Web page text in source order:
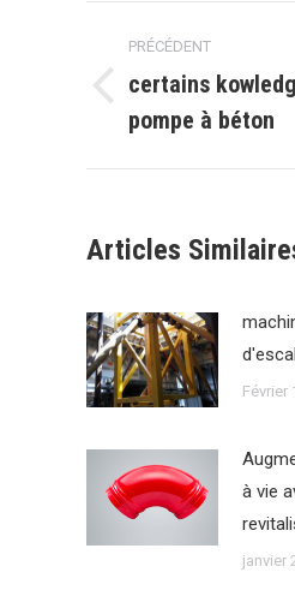
Navigation
article
PRÉCÉDENT
Article
précédent
:
certains
pompe à béton
Articles
Février
à vie
janvier